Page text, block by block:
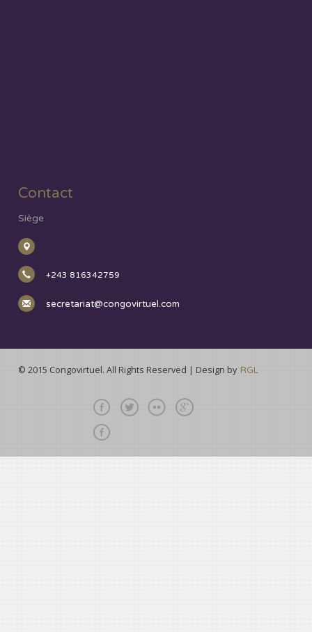
Contact
Siège
+243 816342759
secretariat@congovirtuel.com
© 2015 Congovirtuel. All Rights Reserved | Design by RGL